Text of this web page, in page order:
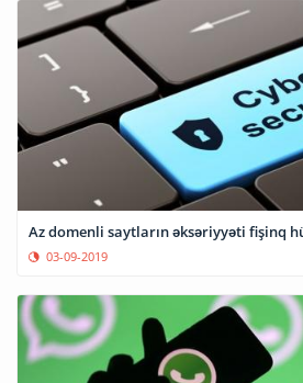
Az domenli saytların əksəriyyəti fişinq
03-09-2019